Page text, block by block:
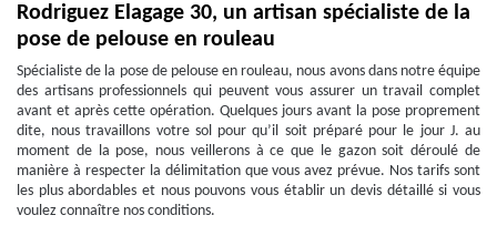
Rodriguez Elagage 30, un artisan spécialiste de la
pose de pelouse en rouleau
Spécialiste de la pose de pelouse en rouleau, nous avons dans notre équipe
des artisans professionnels qui peuvent vous assurer un travail complet
avant et après cette opération. Quelques jours avant la pose proprement
dite, nous travaillons votre sol pour qu’il soit préparé pour le jour J. au
moment de la pose, nous veillerons à ce que le gazon soit déroulé de
manière à respecter la délimitation que vous avez prévue. Nos tarifs sont
les plus abordables et nous pouvons vous établir un devis détaillé si vous
voulez connaître nos conditions.